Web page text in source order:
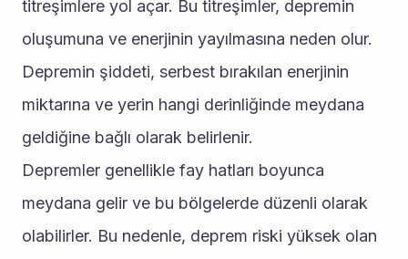
titreşimlere yol açar. Bu titreşimler, depremin
oluşumuna ve enerjinin yayılmasına neden olur.
Depremin şiddeti, serbest bırakılan enerjinin
miktarına ve yerin hangi derinliğinde meydana
geldiğine bağlı olarak belirlenir.
Depremler genellikle fay hatları boyunca
meydana gelir ve bu bölgelerde düzenli olarak
olabilirler. Bu nedenle, deprem riski yüksek olan